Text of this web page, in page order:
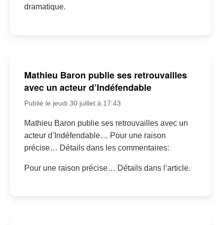
dramatique.
Mathieu Baron publie ses retrouvailles
avec un acteur d’Indéfendable
Publié le jeudi 30 juillet à 17:43
Mathieu Baron publie ses retrouvailles avec un
acteur d’Indéfendable… Pour une raison
précise… Détails dans les commentaires:
Pour une raison précise… Détails dans l’article.